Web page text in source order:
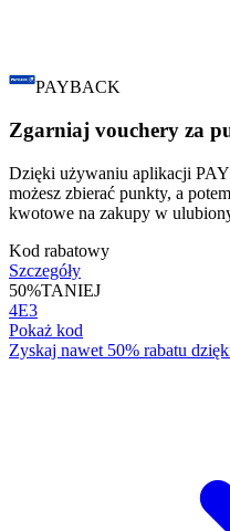
PAYBACK
Zgarniaj vouchery za
Dzięki używaniu aplikacji
możesz zbierać punkty, a
kwotowe na zakupy w
Kod rabatowy
Szczegóły
50%TANIEJ
4E3
Pokaż kod
Zyskaj nawet 50% rabatu